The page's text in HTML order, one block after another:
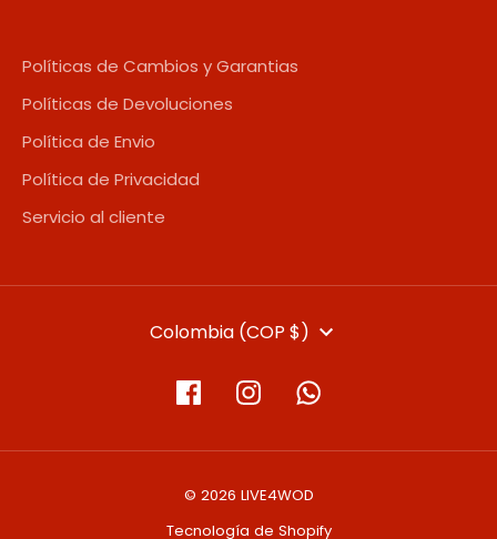
Políticas de Cambios y Garantias
Políticas de Devoluciones
Política de Envio
Política de Privacidad
Servicio al cliente
Colombia (COP $)
© 2026 LIVE4WOD
Tecnología de Shopify